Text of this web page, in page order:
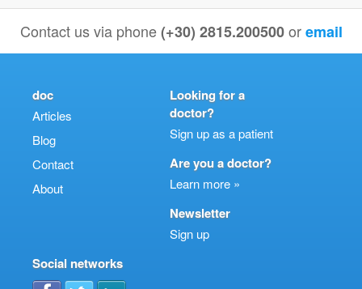
Contact us via phone(+30) 2815.200500 oremail
doc
Articles
Blog
Contact
About
Looking for a
doctor?
Sign up as a patient
Are you a doctor?
Learn more »
Newsletter
Sign up
Social networks